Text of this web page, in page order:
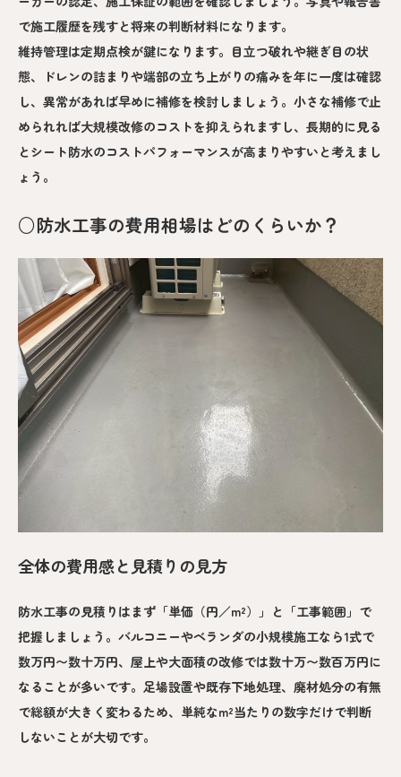
で施工履歴を残すと将来の判断材料になります。
維持管理は定期点検が鍵になります。目立つ破れや継ぎ目の状
態、ドレンの詰まりや端部の立ち上がりの痛みを年に一度は確認
し、異常があれば早めに補修を検討しましょう。小さな補修で止
められれば大規模改修のコストを抑えられますし、長期的に見る
とシート防水のコストパフォーマンスが高まりやすいと考えまし
ょう。
○防水工事の費用相場はどのくらいか？
全体の費用感と見積りの見方
防水工事の見積りはまず「単価（円／m²）」と「工事範囲」で
把握しましょう。バルコニーやベランダの小規模施工なら1式で
数万円〜数十万円、屋上や大面積の改修では数十万〜数百万円に
なることが多いです。足場設置や既存下地処理、廃材処分の有無
で総額が大きく変わるため、単純なm²当たりの数字だけで判断
しないことが大切です。